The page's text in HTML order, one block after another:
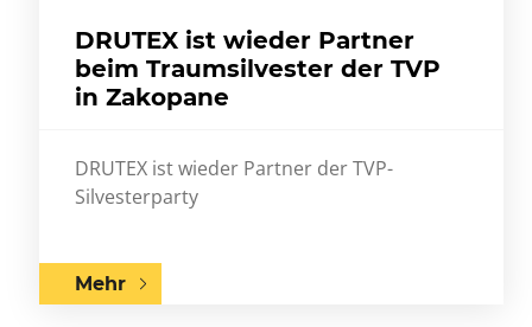
DRUTEX ist wieder Partner
beim Traumsilvester der TVP
in Zakopane
DRUTEX ist wieder Partner der TVP-
Silvesterparty
Mehr